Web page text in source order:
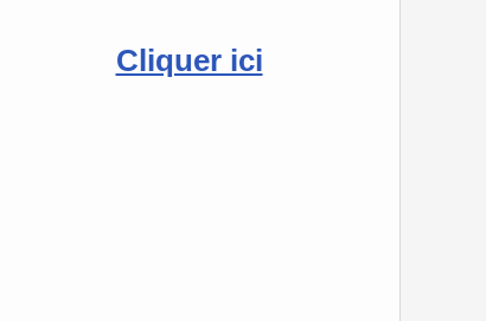
Cliquer ici